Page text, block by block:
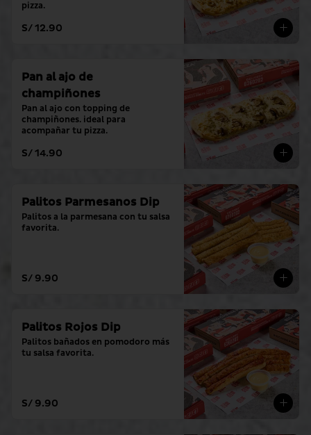
pizza.
S/ 12.90
Pan al ajo de
champiñones
Pan al ajo con topping de
champiñones. ideal para
acompañar tu pizza.
S/ 14.90
Palitos Parmesanos Dip
Palitos a la parmesana con tu salsa
favorita.
S/ 9.90
Palitos Rojos Dip
Palitos bañados en pomodoro más
tu salsa favorita.
S/ 9.90